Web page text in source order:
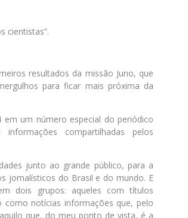
cientistas”.
resultados da missão Juno, que
para ficar mais próxima da
em um número especial do periódico
compartilhadas pelos
junto ao grande público, para a
jornalísticos do Brasil e do mundo. E
dois grupos: aqueles com títulos
como notícias informações que, pelo
que, do meu ponto de vista, é a